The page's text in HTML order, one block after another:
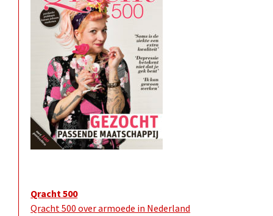
Qracht 500
Qracht 500 over armoede in Nederland